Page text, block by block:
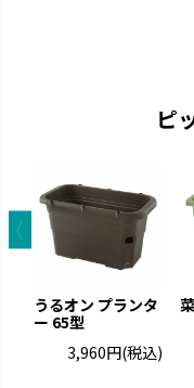
グレーニー
ペイントした手作りの風合
す。
ピ
うるオン プランタ
ー 65型
3,960円(税込)